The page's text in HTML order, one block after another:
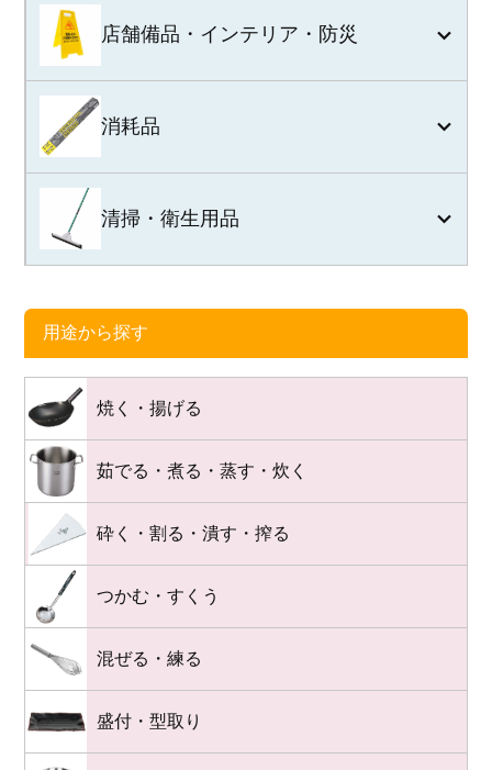
店舗備品・インテリア・防災
消耗品
清掃・衛生用品
用途から探す
焼く・揚げる
茹でる・煮る・蒸す・炊く
砕く・割る・潰す・搾る
つかむ・すくう
混ぜる・練る
盛付・型取り